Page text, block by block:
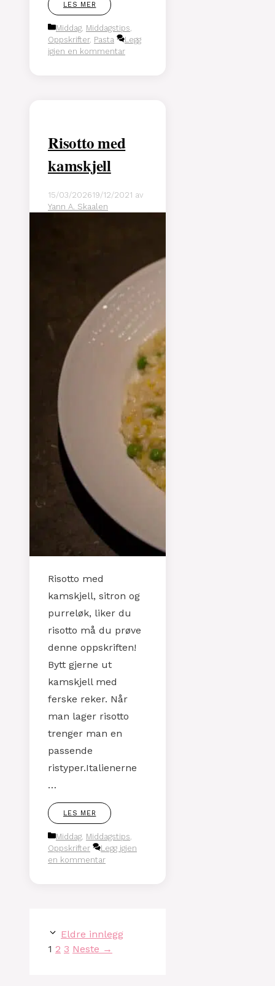
LES MER
Kategorier
Middag Middagstips
Oppskrifter, Pasta
Legg
igjen en kommentar
Risotto med
kamskjell
15/03/202619/12/2021 av
Yann A. Skaalen
Risotto med
kamskjell, sitron og
purreløk, liker du
risotto må du prøve
denne oppskriften!
Bytt gjerne ut
kamskjell med
ferske reker. Når
man lager risotto
trenger man en
passende
ristyper.Italienerne
…
LES MER
Kategorier
Middag, Middagstips,
Oppskrifter
Legg igjen
en kommentar
Eldre innlegg
Side
1 Side
2 Side
3 Neste →